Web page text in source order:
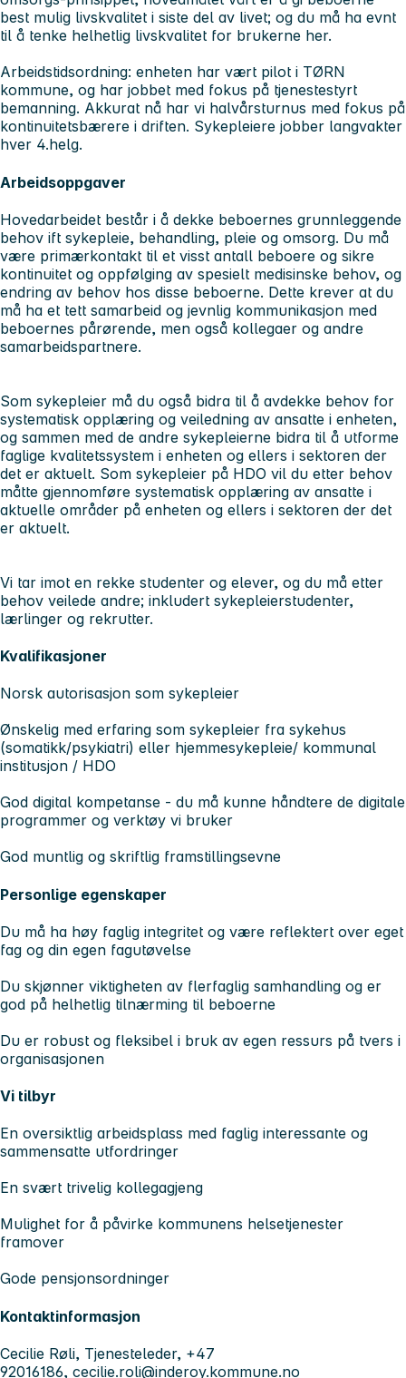
best mulig livskvalitet i siste del av livet; og du må ha evnt
til å tenke helhetlig livskvalitet for brukerne her.
Arbeidstidsordning: enheten har vært pilot i TØRN
kommune, og har jobbet med fokus på tjenestestyrt
bemanning. Akkurat nå har vi halvårsturnus med fokus på
kontinuitetsbærere i driften. Sykepleiere jobber langvakter
hver 4.helg.
Arbeidsoppgaver
Hovedarbeidet består i å dekke beboernes grunnleggende
behov ift sykepleie, behandling, pleie og omsorg. Du må
være primærkontakt til et visst antall beboere og sikre
kontinuitet og oppfølging av spesielt medisinske behov, og
endring av behov hos disse beboerne. Dette krever at du
må ha et tett samarbeid og jevnlig kommunikasjon med
beboernes pårørende, men også kollegaer og andre
samarbeidspartnere.
Som sykepleier må du også bidra til å avdekke behov for
systematisk opplæring og veiledning av ansatte i enheten,
og sammen med de andre sykepleierne bidra til å utforme
faglige kvalitetssystem i enheten og ellers i sektoren der
det er aktuelt. Som sykepleier på HDO vil du etter behov
måtte gjennomføre systematisk opplæring av ansatte i
aktuelle områder på enheten og ellers i sektoren der det
er aktuelt.
Vi tar imot en rekke studenter og elever, og du må etter
behov veilede andre; inkludert sykepleierstudenter,
lærlinger og rekrutter.
Kvalifikasjoner
Norsk autorisasjon som sykepleier
Ønskelig med erfaring som sykepleier fra sykehus
(somatikk/psykiatri) eller hjemmesykepleie/ kommunal
institusjon / HDO
God digital kompetanse - du må kunne håndtere de digitale
programmer og verktøy vi bruker
God muntlig og skriftlig framstillingsevne
Personlige egenskaper
Du må ha høy faglig integritet og være reflektert over eget
fag og din egen fagutøvelse
Du skjønner viktigheten av flerfaglig samhandling og er
god på helhetlig tilnærming til beboerne
Du er robust og fleksibel i bruk av egen ressurs på tvers i
organisasjonen
Vi tilbyr
En oversiktlig arbeidsplass med faglig interessante og
sammensatte utfordringer
En svært trivelig kollegagjeng
Mulighet for å påvirke kommunens helsetjenester
framover
Gode pensjonsordninger
Kontaktinformasjon
Cecilie Røli, Tjenesteleder, +47
92016186, cecilie.roli@inderoy.kommune.no